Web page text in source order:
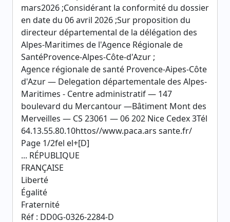
mars2026 ;Considérant la conformité du dossier
en date du 06 avril 2026 ;Sur proposition du
directeur départemental de la délégation des
Alpes-Maritimes de l'Agence Régionale de
SantéProvence-Alpes-Côte-d'Azur ;
Agence régionale de santé Provence-Aipes-Côte
d'Azur — Delegation départementale des Alpes-
Maritimes - Centre administratif — 147
boulevard du Mercantour —Bâtiment Mont des
Merveilles — CS 23061 — 06 202 Nice Cedex 3Tél
64.13.55.80.10httos//www.paca.ars sante.fr/
Page 1/2fel el+[D]
... RÉPUBLIQUE
FRANÇAISE
Liberté
Égalité
Fraternité
Réf : DD0G-0326-2284-D